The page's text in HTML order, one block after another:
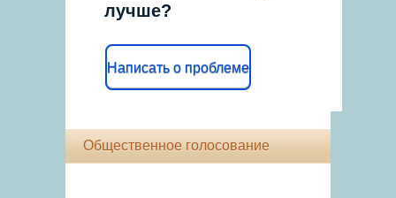
лучше?
Написать о проблеме
Общественное голосование